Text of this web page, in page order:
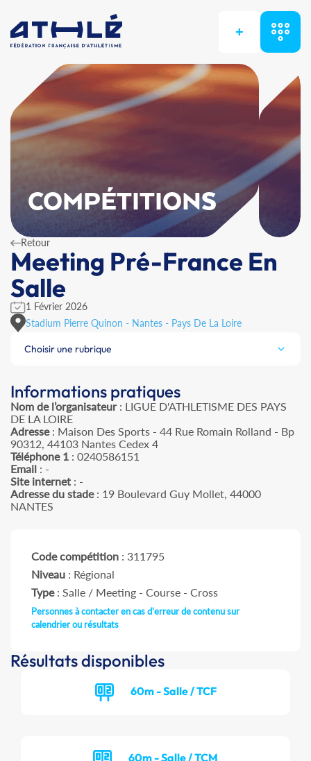
+
COMPÉTITIONS
Retour
Meeting Pré-France En
Salle
1 Février 2026
Stadium Pierre Quinon - Nantes - Pays De La Loire
Choisir une rubrique
Informations pratiques
Nom de l’organisateur: LIGUE D'ATHLETISME DES PAYS
DE LA LOIRE
Adresse: Maison Des Sports - 44 Rue Romain Rolland - Bp
90312, 44103 Nantes Cedex 4
Téléphone 1 : 0240586151
Email : -
Site internet : -
Adresse du stade: 19 Boulevard Guy Mollet, 44000
NANTES
Code compétition : 311795
Niveau : Régional
Type: Salle / Meeting - Course - Cross
Personnes à contacter en cas d'erreur de contenu sur
calendrier ou résultats
Résultats disponibles
60m - Salle / TCF
60m - Salle / TCM